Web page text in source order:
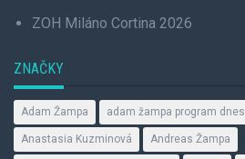
ZOH Miláno Cortina 2026
ZNAČKY
Adam Žampa adam žampa program dnes
Anastasia Kuzminová Andreas Žampa